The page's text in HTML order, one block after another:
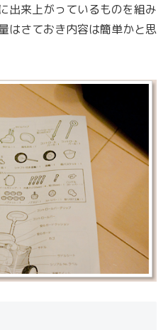
出来上がっているものを組み
はさておき内容は簡単かと思